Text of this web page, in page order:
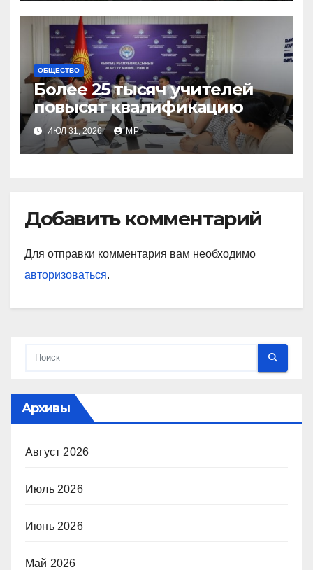
ОБЩЕСТВО
Более 25 тысяч учителей
повысят квалификацию
ИЮЛ 31, 2026 MP
Добавить комментарий
Для отправки комментария вам необходимо
авторизоваться.
Архивы
Август 2026
Июль 2026
Июнь 2026
Май 2026